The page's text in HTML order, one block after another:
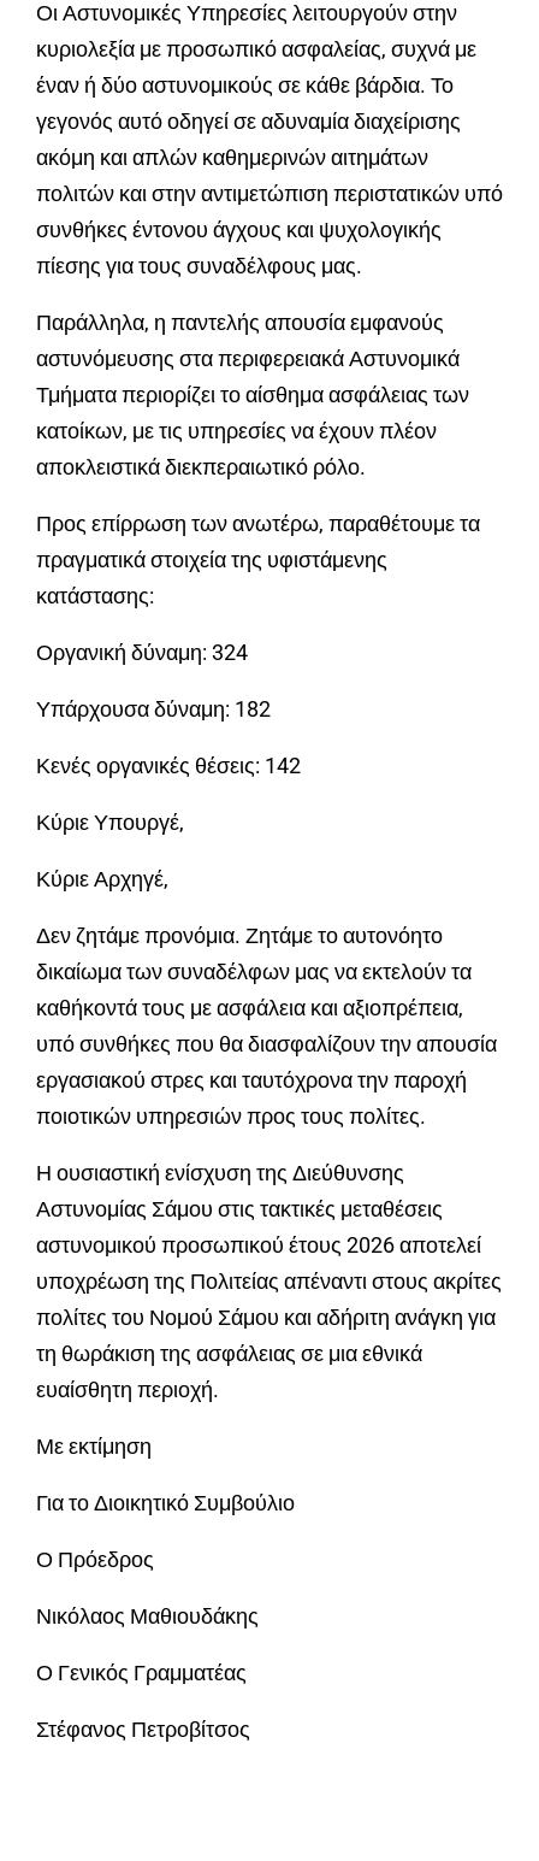
Οι Αστυνομικές Υπηρεσίες λειτουργούν στην
κυριολεξία με προσωπικό ασφαλείας, συχνά με
έναν ή δύο αστυνομικούς σε κάθε βάρδια. Το
γεγονός αυτό οδηγεί σε αδυναμία διαχείρισης
ακόμη και απλών καθημερινών αιτημάτων
πολιτών και στην αντιμετώπιση περιστατικών υπό
συνθήκες έντονου άγχους και ψυχολογικής
πίεσης για τους συναδέλφους μας.
Παράλληλα, η παντελής απουσία εμφανούς
αστυνόμευσης στα περιφερειακά Αστυνομικά
Τμήματα περιορίζει το αίσθημα ασφάλειας των
κατοίκων, με τις υπηρεσίες να έχουν πλέον
αποκλειστικά διεκπεραιωτικό ρόλο.
Προς επίρρωση των ανωτέρω, παραθέτουμε τα
πραγματικά στοιχεία της υφιστάμενης
κατάστασης:
Οργανική δύναμη: 324
Υπάρχουσα δύναμη: 182
Κενές οργανικές θέσεις: 142
Κύριε Υπουργέ,
Κύριε Αρχηγέ,
Δεν ζητάμε προνόμια. Ζητάμε το αυτονόητο
δικαίωμα των συναδέλφων μας να εκτελούν τα
καθήκοντά τους με ασφάλεια και αξιοπρέπεια,
υπό συνθήκες που θα διασφαλίζουν την απουσία
εργασιακού στρες και ταυτόχρονα την παροχή
ποιοτικών υπηρεσιών προς τους πολίτες.
Η ουσιαστική ενίσχυση της Διεύθυνσης
Αστυνομίας Σάμου στις τακτικές μεταθέσεις
αστυνομικού προσωπικού έτους 2026 αποτελεί
υποχρέωση της Πολιτείας απέναντι στους ακρίτες
πολίτες του Νομού Σάμου και αδήριτη ανάγκη για
τη θωράκιση της ασφάλειας σε μια εθνικά
ευαίσθητη περιοχή.
Με εκτίμηση
Για το Διοικητικό Συμβούλιο
Ο Πρόεδρος
Νικόλαος Μαθιουδάκης
Ο Γενικός Γραμματέας
Στέφανος Πετροβίτσος